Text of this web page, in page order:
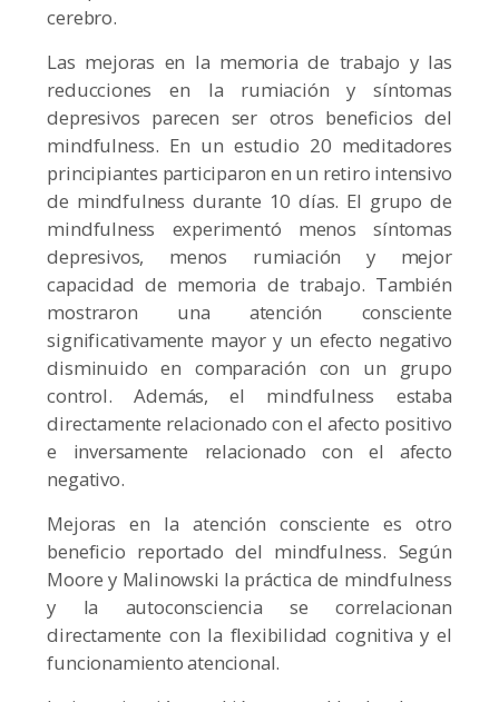
cerebro.
Las mejoras en la memoria de trabajo y las
reducciones en la rumiación y síntomas
depresivos parecen ser otros beneficios del
mindfulness. En un estudio 20 meditadores
principiantes participaron en un retiro intensivo
de mindfulness durante 10 días. El grupo de
mindfulness experimentó menos síntomas
depresivos, menos rumiación y mejor
capacidad de memoria de trabajo. También
mostraron una atención consciente
significativamente mayor y un efecto negativo
disminuido en comparación con un grupo
control. Además, el mindfulness estaba
directamente relacionado con el afecto positivo
e inversamente relacionado con el afecto
negativo.
Mejoras en la atención consciente es otro
beneficio reportado del mindfulness. Según
Moore y Malinowski la práctica de mindfulness
y la autoconsciencia se correlacionan
directamente con la flexibilidad cognitiva y el
funcionamiento atencional.